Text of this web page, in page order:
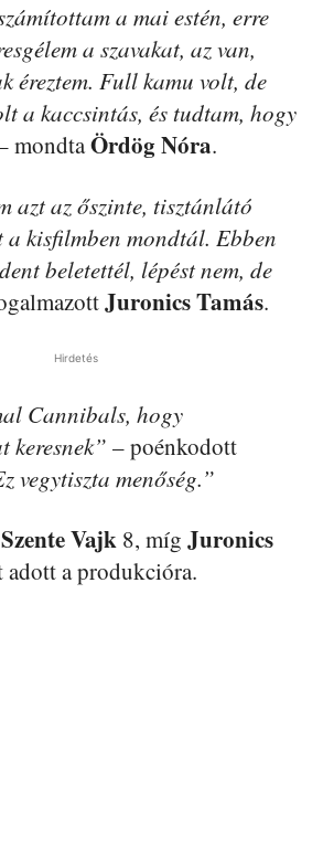
a mai estén, erre
a szavakat, az van,
éreztem. Full kamu volt, de
a kaccsintás, és tudtam, hogy
mondtaÖrdög Nóra.
azt az őszinte, tisztánlátó
kisfilmben mondtál. Ebben
beletettél, lépést nem, de
Juronics Tamás.
Hirdetés
Cannibals, hogy
keresnek” – poénkodott
vegytiszta menőség.”
Szente Vajk 8, míg Juronics
adott a produkcióra.